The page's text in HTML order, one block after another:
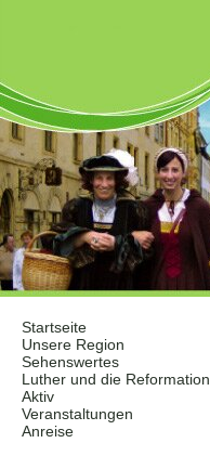
Startseite
Unsere Region
Sehenswertes
Luther und die Reformation
Aktiv
Veranstaltungen
Anreise